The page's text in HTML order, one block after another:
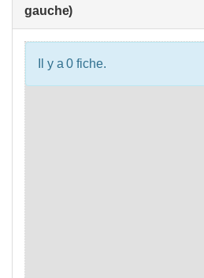
gauche)